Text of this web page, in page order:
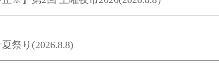
祭り(2026.8.8)